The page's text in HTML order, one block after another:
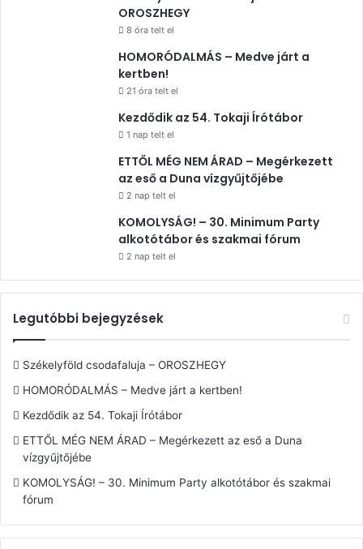
OROSZHEGY
8 óra telt el
HOMORÓDALMÁS – Medve járt a
kertben!
21 óra telt el
Kezdődik az 54. Tokaji Írótábor
1 nap telt el
ETTŐL MÉG NEM ÁRAD – Megérkezett
az eső a Duna vízgyűjtőjébe
2 nap telt el
KOMOLYSÁG! – 30. Minimum Party
alkotótábor és szakmai fórum
2 nap telt el
Legutóbbi bejegyzések
Székelyföld csodafaluja – OROSZHEGY
HOMORÓDALMÁS – Medve járt a kertben!
Kezdődik az 54. Tokaji Írótábor
ETTŐL MÉG NEM ÁRAD – Megérkezett az eső a Duna
vízgyűjtőjébe
KOMOLYSÁG! – 30. Minimum Party alkotótábor és szakmai
fórum